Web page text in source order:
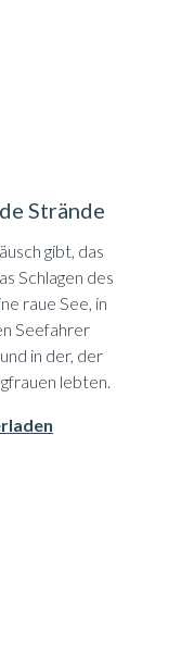
Strände
gibt, das
Schlagen des
raue See, in
Seefahrer
in der, der
lebten.